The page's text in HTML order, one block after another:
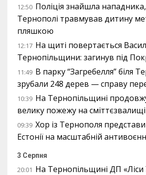
12:50 Поліція знайшла
Тернополі травмував дитину
пляшкою
12:17 На щиті повертається
Тернопільщини: загинув під
11:49 В парку “Загребелля” біля
зрубали 248 дерев — справу
10:39 На Тернопільщині
велику пожежу на сміттєзвалищі
09:39 Хор із Тернополя
Естонії на масштабній
3 Серпня
20:01 На Тернопільщині ДП «Ліси